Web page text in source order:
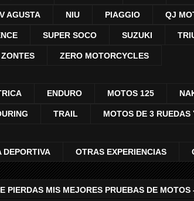
AGUSTA NIU PIAGGIO QJ
SUPER SOCO SUZUKI
ZONTES ZERO MOTORCYCLES
ENDURO MOTOS 125
TRAIL MOTOS DE 3
DEPORTIVA OTRAS EXPERIENCIAS
PIERDAS MIS MEJORES PRUEBAS DE